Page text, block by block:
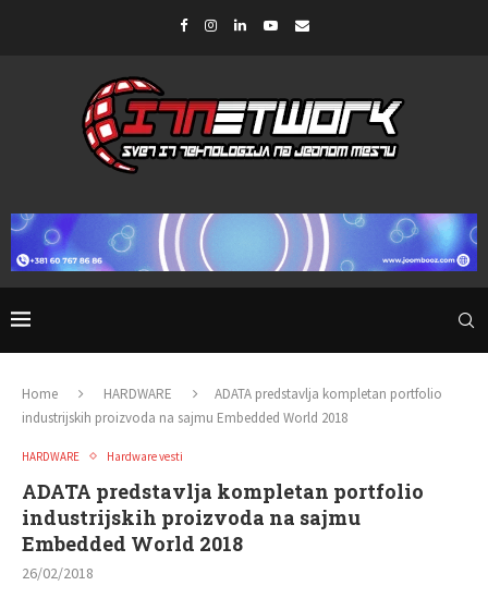
Home HARDWARE
ADATA predstavlja kompletan portfolio
industrijskih proizvoda na sajmu Embedded World 2018
HARDWARE Hardware vesti
ADATA predstavlja kompletan portfolio
industrijskih proizvoda na sajmu
Embedded World 2018
26/02/2018